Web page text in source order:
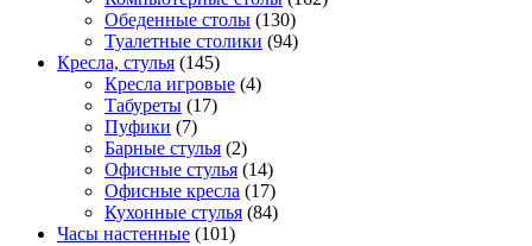
Обеденные столы (130)
Туалетные столики (94)
Кресла, стулья (145)
Кресла игровые (4)
Табуреты (17)
Пуфики (7)
Барные стулья (2)
Офисные стулья (14)
Офисные кресла (17)
Кухонные стулья (84)
Часы настенные (101)